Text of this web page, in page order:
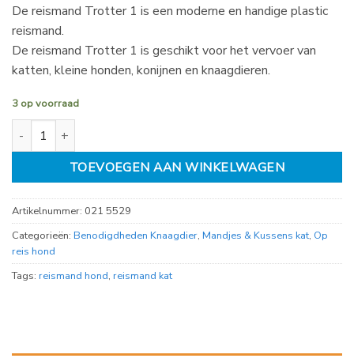
De reismand Trotter 1 is een moderne en handige plastic
reismand.
De reismand Trotter 1 is geschikt voor het vervoer van
katten, kleine honden, konijnen en knaagdieren.
3 op voorraad
reismand Trotter 1 Zwart aantal
TOEVOEGEN AAN WINKELWAGEN
Artikelnummer: 021 5529
Categorieën: Benodigdheden Knaagdier, Mandjes & Kussens kat, Op
reis hond
Tags: reismand hond, reismand kat